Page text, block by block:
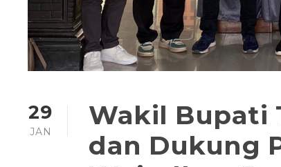
29
JAN
Wakil Bupati
dan Dukung